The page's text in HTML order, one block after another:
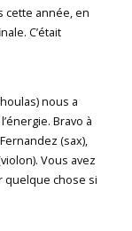
cette année, en
C’était
nous a
Bravo à
(sax),
Vous avez
quelque chose si